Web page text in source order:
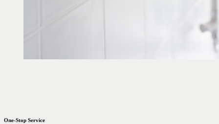
One-Stop Service